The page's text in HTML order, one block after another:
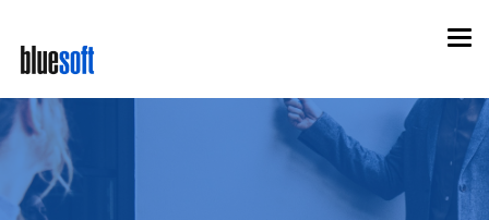
main
content